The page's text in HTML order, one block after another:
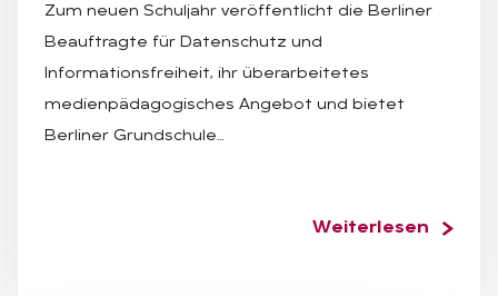
Zum neuen Schuljahr veröffentlicht die Berliner
Beauftragte für Datenschutz und
Informationsfreiheit, ihr überarbeitetes
medienpädagogisches Angebot und bietet
Berliner Grundschule…
Weiterlesen